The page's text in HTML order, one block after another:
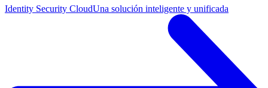
Identity Security CloudUna solución inteligente y unificada